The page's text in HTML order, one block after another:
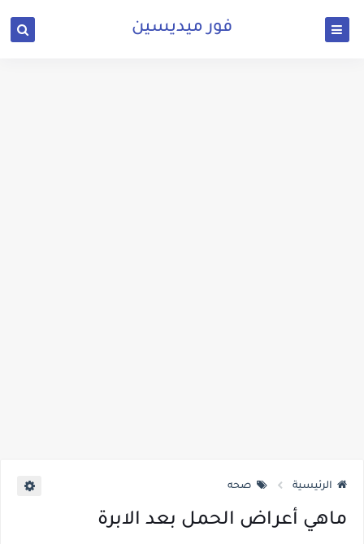
فور ميديسين
الرئيسية صحه
ماهي أعراض الحمل بعد الابرة